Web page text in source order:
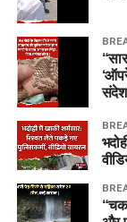
संदेश|